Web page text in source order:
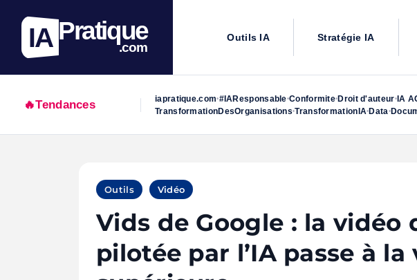
IA Pratique
.com
Outils IA Stratégie IA
🔥Tendances iapratique.com•#IAResponsable•Conformite• Droit d'auteur•IA
TransformationDesOrganisations•TransformationIA• Data •
Outils Vidéo
Vids de Google : la vidéo
pilotée par l’IA passe à la